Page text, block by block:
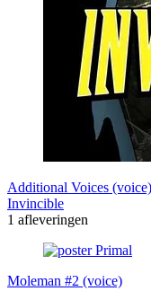
Additional Voices (voice)
Invincible
1 afleveringen
Moleman #2 (voice)